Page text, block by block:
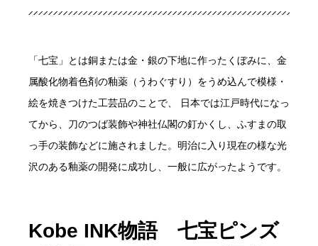
「七宝」とは銅または金・銀の下地に作ったくぼみに、金
属酸化物着色剤の釉薬（うわぐすり）をうめ込んで模様・
絵を焼きつけた工芸品のことで、 日本では江戸時代になっ
てから、刀のつば装飾や神社仏閣の釘かくし、ふすまの取
っ手の装飾などに施されました。明治に入り現在の様な光
沢のある釉薬の開発に成功し、一般に広がったようです。
Kobe INK物語 七宝ピンズ